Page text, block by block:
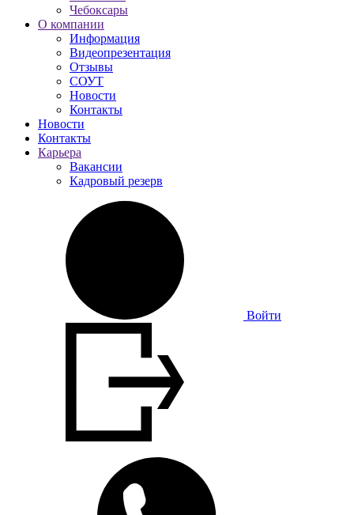
Чебоксары
О компании
Информация
Видеопрезентация
Отзывы
СОУТ
Новости
Контакты
Новости
Контакты
Карьера
Вакансии
Кадровый резерв
Войти